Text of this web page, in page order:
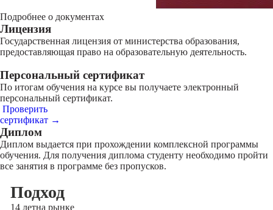
Подробнее о документах
Лицензия
Государственная лицензия от министерства образования,
предоставляющая право на образовательную деятельность.
Персональный сертификат
По итогам обучения на курсе вы получаете электронный
персональный сертификат.
Проверить
сертификат →
Диплом
Диплом выдается при прохождении комплексной программы
обучения. Для получения диплома студенту необходимо пройти
все занятия в программе без пропусков.
Подход
14 летна рынке